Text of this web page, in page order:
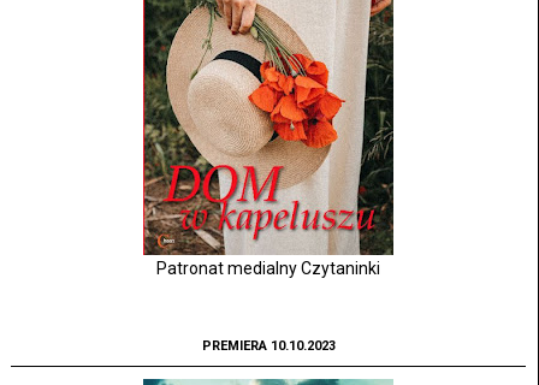
Patronat medialny Czytaninki
PREMIERA 10.10.2023